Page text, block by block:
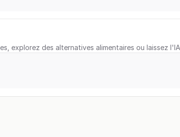
explorez des alternatives alimentaires ou laissez